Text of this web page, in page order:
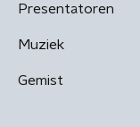
Presentatoren
Muziek
Gemist